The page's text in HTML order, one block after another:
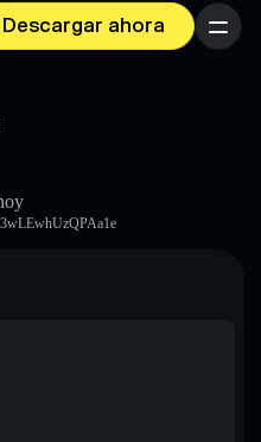
Descargar ahora Menú